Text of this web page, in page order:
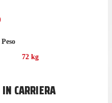
nell'ultima stagione
in campionato, con 9 gol e
Peso
72 kg
CARRIERA